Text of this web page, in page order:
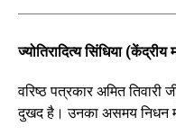
ज्योतिरादित्य सिंधिया
वरिष्ठ पत्रकार अमित
दुखद है। उनका असमय निधन